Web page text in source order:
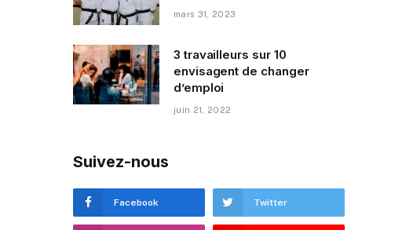
mars 31, 2023
3 travailleurs sur 10
envisagent de changer
d’emploi
juin 21, 2022
Suivez-nous
Facebook Twitter